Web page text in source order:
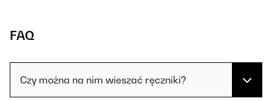
FAQ
Czy można na nim wieszać ręczniki?